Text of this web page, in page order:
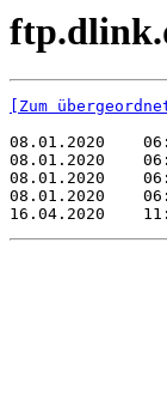
[Zum
08.01.2020
08.01.2020
08.01.2020
08.01.2020
16.04.2020